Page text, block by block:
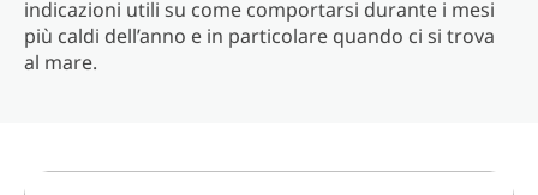
indicazioni utili su come comportarsi durante i mesi
più caldi dell’anno e in particolare quando ci si trova
al mare.